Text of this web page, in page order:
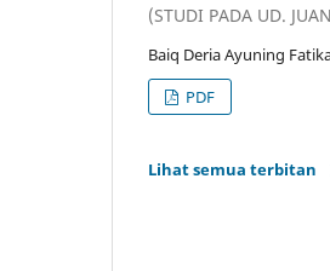
(STUDI PADA UD.
Baiq Deria Ayuning
PDF
Lihat semua terbitan